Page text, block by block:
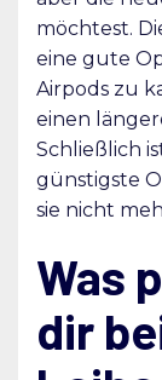
möchtest.
eine gute
Airpods zu
einen
Schließlich
günstigste
sie nicht
Was
dir